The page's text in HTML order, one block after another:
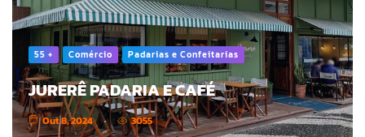
55 + Comércio Padarias e Confeitarias
JURERÊ PADARIA E CAFÉ
Out 8, 2024 3055